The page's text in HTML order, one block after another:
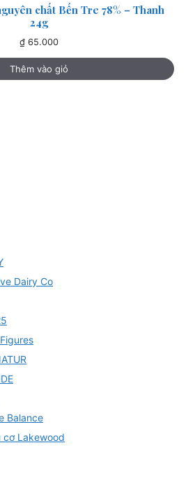
chất Bến Tre 78% – Thanh
24g
₫ 65.000
Thêm vào giỏ
Dairy Co
Balance
Lakewood